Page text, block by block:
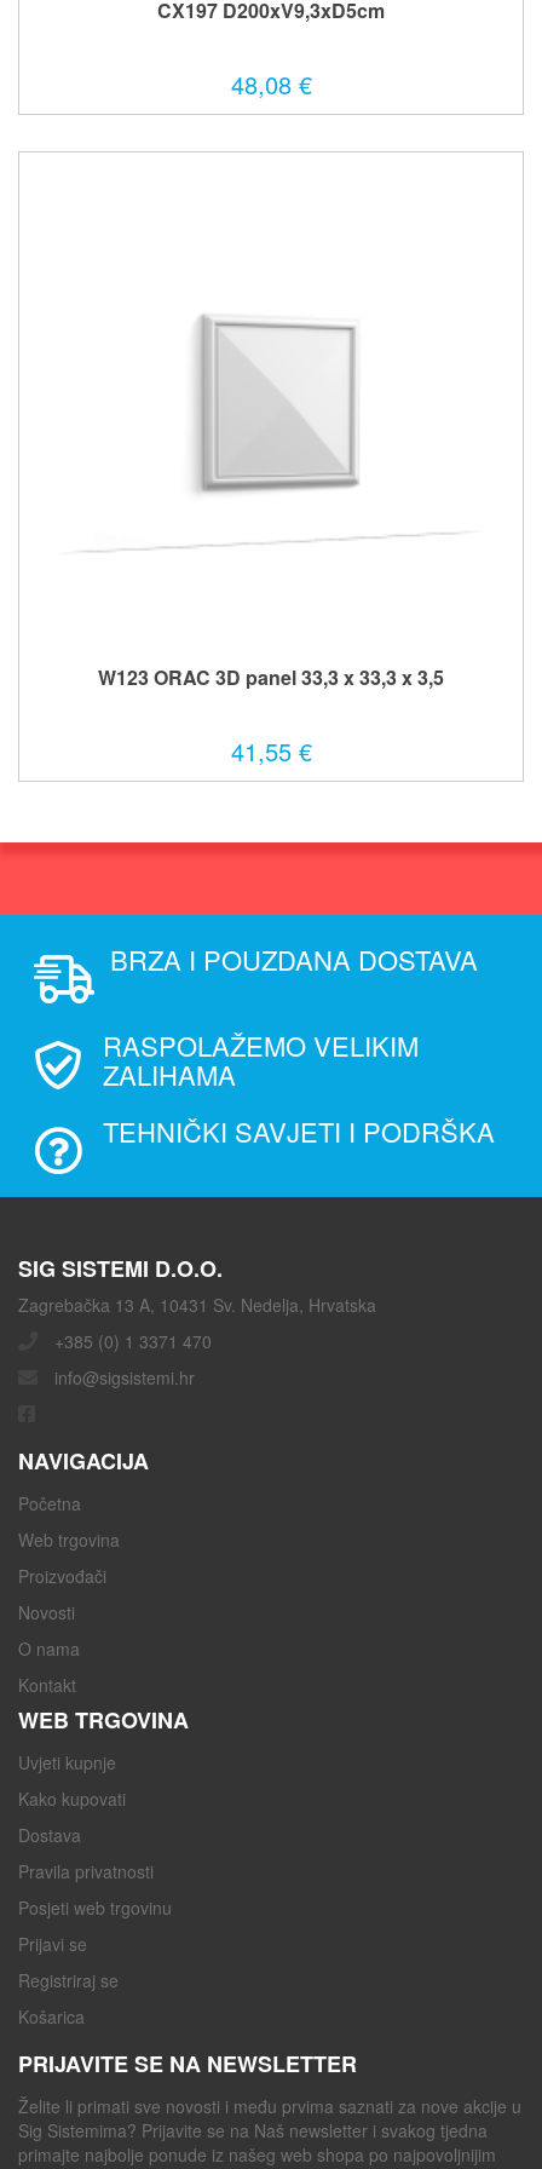
CX197 D200xV9,3xD5cm
48,08 €
W123 ORAC 3D panel 33,3 x 33,3 x 3,5
41,55 €
BRZA I POUZDANA DOSTAVA
RASPOLAŽEMO VELIKIM
ZALIHAMA
TEHNIČKI SAVJETI I PODRŠKA
SIG SISTEMI D.O.O.
Zagrebačka 13 A, 10431 Sv. Nedelja, Hrvatska
+385 (0) 1 3371 470
info@sigsistemi.hr
NAVIGACIJA
Početna
Web trgovina
Proizvođači
Novosti
O nama
Kontakt
WEB TRGOVINA
Uvjeti kupnje
Kako kupovati
Dostava
Pravila privatnosti
Posjeti web trgovinu
Prijavi se
Registriraj se
Košarica
PRIJAVITE SE NA NEWSLETTER
Želite li primati sve novosti i među prvima saznati za nove akcije u
Sig Sistemima? Prijavite se na Naš newsletter i svakog tjedna
primajte najbolje ponude iz našeg web shopa po najpovoljnijim